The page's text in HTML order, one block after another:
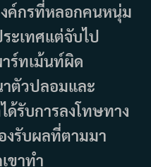
งค์กรที่หลอกคนหนุ่ม
ะเทศแต่จับไป
ร์ทเม้นท์ผิด
ตัวปลอมและ
ด้รับการลงโทษทาง
งรับผลที่ตามมา
ขาทำ